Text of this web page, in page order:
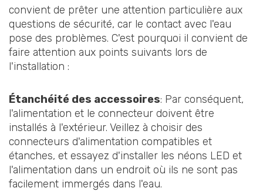
convient de prêter une attention particulière aux
questions de sécurité, car le contact avec l'eau
pose des problèmes. C'est pourquoi il convient de
faire attention aux points suivants lors de
l'installation :
Étanchéité des accessoires: Par conséquent,
l'alimentation et le connecteur doivent être
installés à l'extérieur. Veillez à choisir des
connecteurs d'alimentation compatibles et
étanches, et essayez d'installer les néons LED et
l'alimentation dans un endroit où ils ne sont pas
facilement immergés dans l'eau.